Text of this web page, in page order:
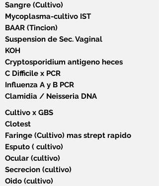
Sangre (Cultivo)
Mycoplasma-cultivo IST
BAAR (Tincion)
Suspension de Sec. Vaginal
KOH
Cryptosporidium antigeno heces
C Difficile x PCR
Influenza A y B PCR
Clamidia / Neisseria DNA
Cultivo x GBS
Clotest
Faringe (Cultivo) mas strept rapido
Esputo ( cultivo)
Ocular (cultivo)
Secrecion (cultivo)
Oido (cultivo)